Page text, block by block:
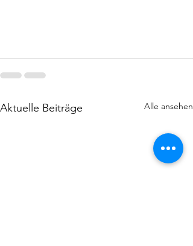
Aktuelle Beiträge Alle ansehen